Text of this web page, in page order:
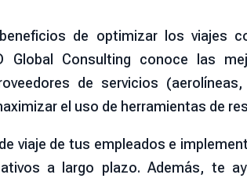
de optimizar los viajes
Global Consulting conoce las
de servicios
el uso de herramientas de
viaje de tus empleados e
a largo plazo. Además, te